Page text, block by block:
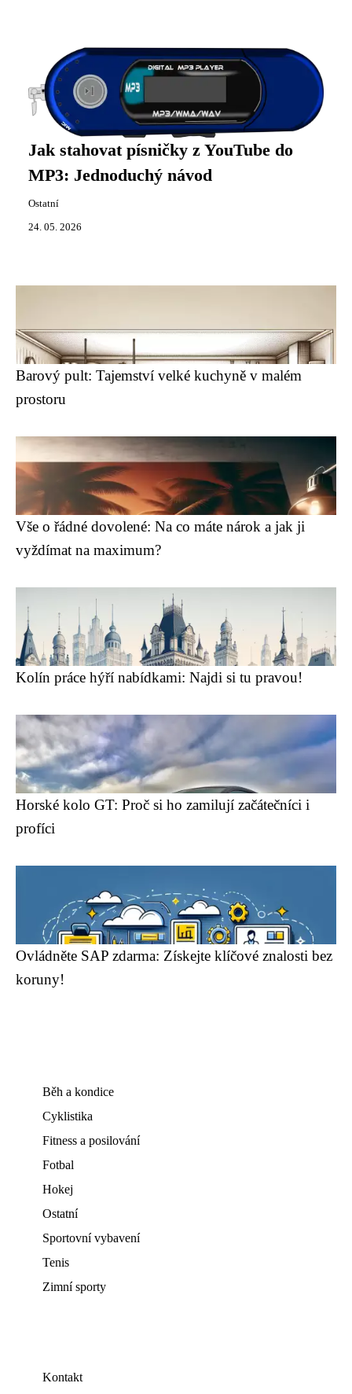
Jak stahovat písničky z YouTube do
MP3: Jednoduchý návod
Ostatní
24. 05. 2026
Barový pult: Tajemství velké kuchyně v malém
prostoru
Vše o řádné dovolené: Na co máte nárok a jak ji
vyždímat na maximum?
Kolín práce hýří nabídkami: Najdi si tu pravou!
Horské kolo GT: Proč si ho zamilují začátečníci i
profíci
Ovládněte SAP zdarma: Získejte klíčové znalosti bez
koruny!
Běh a kondice
Cyklistika
Fitness a posilování
Fotbal
Hokej
Ostatní
Sportovní vybavení
Tenis
Zimní sporty
Kontakt